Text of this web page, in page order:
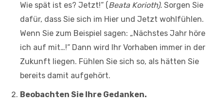
Wie spät ist es? Jetzt!“ ( Beata Korioth). Sorgen Sie
dafür, dass Sie sich im Hier und Jetzt wohlfühlen.
Wenn Sie zum Beispiel sagen: „Nächstes Jahr höre
ich auf mit…!“ Dann wird Ihr Vorhaben immer in der
Zukunft liegen. Fühlen Sie sich so, als hätten Sie
bereits damit aufgehört.
Beobachten Sie Ihre Gedanken.